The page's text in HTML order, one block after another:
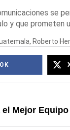
se
y que prometen
, Roberto